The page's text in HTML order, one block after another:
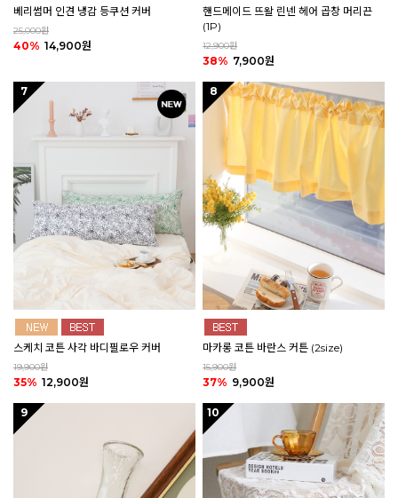
베리썸머 인견 냉감 등쿠션 커버
25,000원
40% 14,900원
핸드메이드 뜨왈 린넨 헤어 곱창 머리끈
(1P)
12,900원
38% 7,900원
7
스케치 코튼 사각 바디필로우 커버
19,900원
35% 12,900원
8
마카롱 코튼 바란스 커튼 (2size)
15,900원
37% 9,900원
9 10